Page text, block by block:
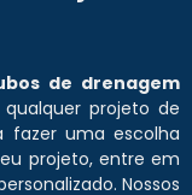
de drenagem
projeto de
fazer uma escolha
projeto, entre em
Nossos